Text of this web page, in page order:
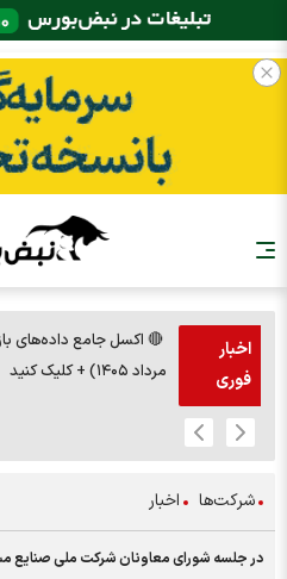
اخبار
فوری
مرداد ۱۴۰۵) + کلیک کنید
شرکت‌ها اخبار
در جلسه شورای معاونان شرکت ملی صنایع